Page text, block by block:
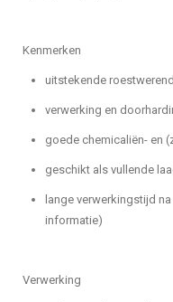
Kenmerken
uitstekende
verwerking en
goede chemicaliën- en
geschikt als vullende
lange verwerkingstijd
informatie)
Verwerking